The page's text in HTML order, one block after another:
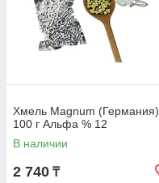
Хмель Magnum (Германия),
100 г Альфа % 12
В наличии
2 740 ₸